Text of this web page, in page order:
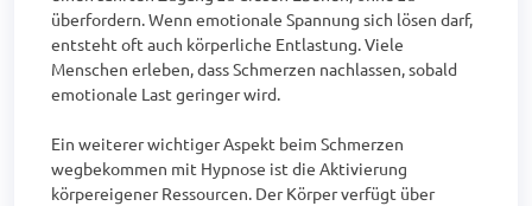
überfordern. Wenn emotionale Spannung sich lösen darf,
entsteht oft auch körperliche Entlastung. Viele
Menschen erleben, dass Schmerzen nachlassen, sobald
emotionale Last geringer wird.
Ein weiterer wichtiger Aspekt beim Schmerzen
wegbekommen mit Hypnose ist die Aktivierung
körpereigener Ressourcen. Der Körper verfügt über